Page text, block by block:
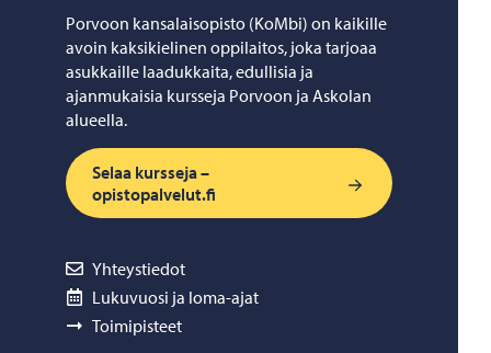
Porvoon kansalaisopisto (KoMbi) on kaikille
avoin kaksikielinen oppilaitos, joka tarjoaa
asukkaille laadukkaita, edullisia ja
ajanmukaisia kursseja Porvoon ja Askolan
alueella.
Selaa kursseja –
opistopalvelut.fi
Yhteystiedot
Lukuvuosi ja loma-ajat
Toimipisteet